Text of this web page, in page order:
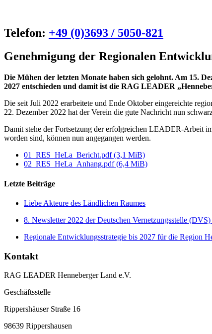
Telefon: +49 (0)3693 / 5050-821
Genehmigung der Regionalen
Die Mühen der letzten Monate haben sich gelohnt. Am 15.
2027 entschieden und damit ist die RAG LEADER
Die seit Juli 2022 erarbeitete und Ende Oktober eingereichte
22. Dezember 2022 hat der Verein die gute Nachricht nun
Damit stehe der Fortsetzung der erfolgreichen LEADER-Arbeit
worden sind, können nun angegangen werden.
01_RES_HeLa_Bericht.pdf (3,1 MiB)
02_RES_HeLa_Anhang.pdf (6,4 MiB)
Letzte Beiträge
Liebe Akteure des Ländlichen Raumes
8. Newsletter 2022 der Deutschen Vernetzungsstelle (DVS)
Regionale Entwicklungsstrategie bis 2027 für die Region
Kontakt
RAG LEADER Henneberger Land e.V.
Geschäftsstelle
Rippershäuser Straße 16
98639 Rippershausen